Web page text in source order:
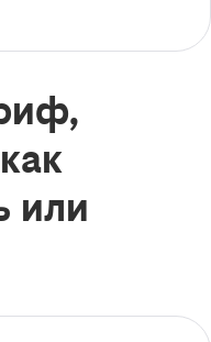
или